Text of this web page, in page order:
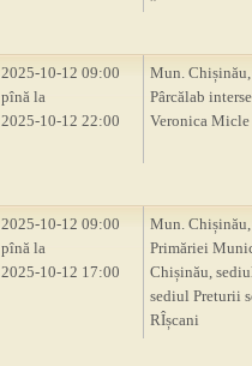
2025-10-12 09:00
pînă la
2025-10-12 22:00
Mun.
Pârcălab
Veronica Micle
2025-10-12 09:00
pînă la
2025-10-12 17:00
Mun.
Primăriei
Chișinău,
sediul Preturii
RÎșcani